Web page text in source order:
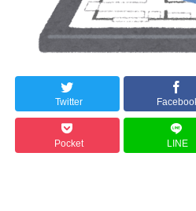
Twitter
Pocket LINE